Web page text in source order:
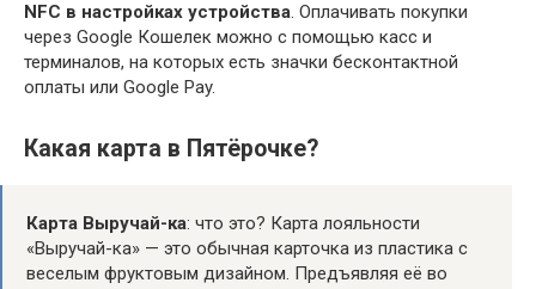
NFC в настройках устройства. Оплачивать покупки
через Google Кошелек можно с помощью касс и
терминалов, на которых есть значки бесконтактной
оплаты или Google Pay.
Какая карта в Пятёрочке?
Карта Выручай-ка: что это? Карта лояльности
«Выручай-ка» — это обычная карточка из пластика с
веселым фруктовым дизайном. Предъявляя её во